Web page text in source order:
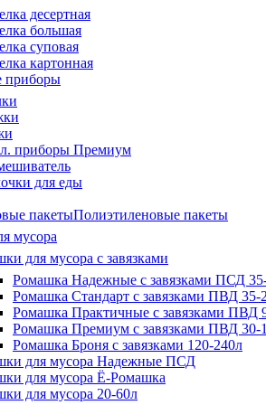
десертная
большая
суповая
картонная
приборы
приборы Премиум
для еды
Полиэтиленовые пакеты
мусора
для мусора с завязками
Ромашка Надежные с завязками ПСД
Ромашка Стандарт с завязками ПВД 35-
Ромашка Практичные с завязками ПВД
Ромашка Премиум с завязками ПВД 30-
Ромашка Броня с завязками 120-240л
для мусора Надежные ПСД
для мусора Ё-Ромашка
для мусора 20-60л